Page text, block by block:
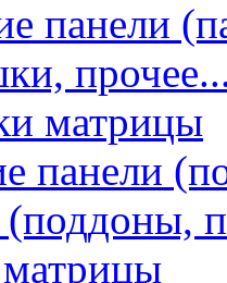
панели
матрицы
панели